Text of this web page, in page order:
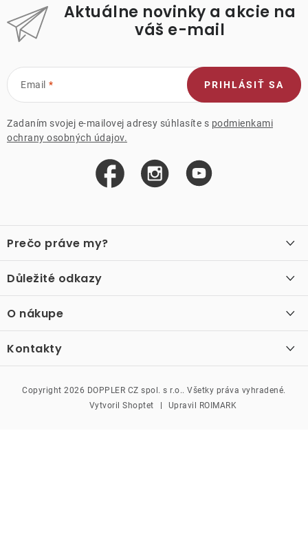
O nás
Aktuálne novinky a akcie na
váš e-mail
Email
Zadaním svojej e-mailovej adresy súhlasíte s podmienkami
ochrany osobných údajov.
PRIHLÁSIŤ SA
á
p
ä
e
Prečo práve my?
O nás
Recenzie
Důležité odkazy
Velkoobchod
Vzorková prodejna
Kariéra
O nákupe
Vrátenie a reklamácia
Obchodné podmienky
Doppler klub
Kontakty
Trocnovská 70, 374 01
Vytvoril Shoptet Upravil ROIMARK
Copyright 2026 DOPPLER CZ spol. s r.o.. Všetky práva vyhradené.